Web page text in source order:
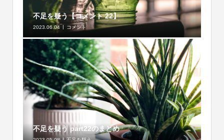
不足を疑う【コメント 22】
2023.06.04 コメント
不足を疑う part22のまとめ